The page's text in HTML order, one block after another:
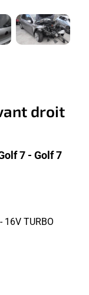
droit
7 - Golf 7
16V TURBO